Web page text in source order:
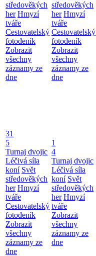
středověkých
her Hmyzí
tváře
Cestovatelský
fotodeník
Zobrazit
všechny
záznamy ze
dne
středověkých
her Hmyzí
tváře
Cestovatelský
fotodeník
Zobrazit
všechny
záznamy ze
dne
31
5
Turnaj dvojic
Léčivá síla
koní Svět
středověkých
her Hmyzí
tváře
Cestovatelský
fotodeník
Zobrazit
všechny
záznamy ze
dne
1
4
Turnaj dvojic
Léčivá síla
koní Svět
středověkých
her Hmyzí
tváře
Zobrazit
všechny
záznamy ze
dne